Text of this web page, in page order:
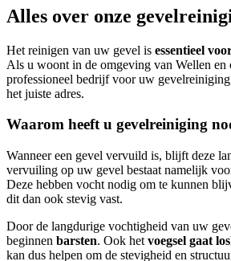
Alles over onze
Het reinigen van uw gevel is essentieel
Als u woont in de omgeving van Wellen en
professioneel bedrijf voor uw
het juiste adres.
Waarom heeft u gevelreiniging
Wanneer een gevel vervuild is, blijft deze
vervuiling op uw gevel bestaat namelijk
Deze hebben vocht nodig om te kunnen
dit dan ook stevig vast.
Door de langdurige vochtigheid van uw
beginnen barsten. Ook het voegsel gaat
kan dus helpen om de stevigheid en